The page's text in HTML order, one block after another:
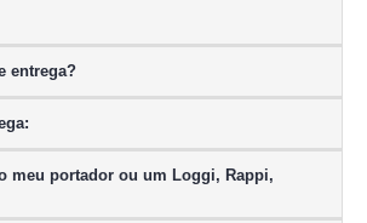
entrega?
meu portador ou um Loggi, Rappi,